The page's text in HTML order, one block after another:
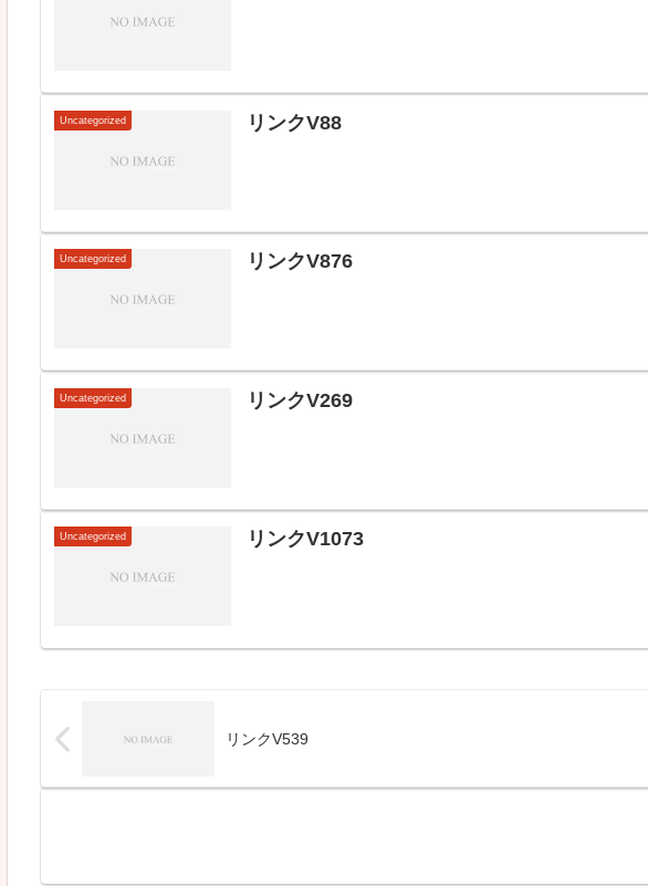
Uncategorized リンクV88
Uncategorized リンクV876
Uncategorized リンクV269
Uncategorized リンクV1073
リンクV539